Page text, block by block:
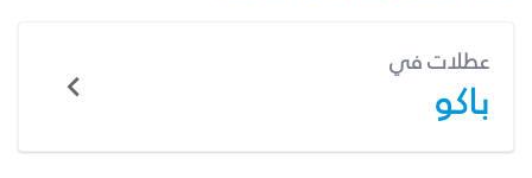
عطلات في
باكو